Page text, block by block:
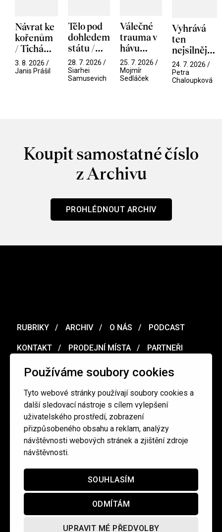
Používáme soubory cookies
Tyto webové stránky používají soubory cookies a
další sledovací nástroje s cílem vylepšení
uživatelského prostředí, zobrazení
přizpůsobeného obsahu a reklam, analýzy
návštěvnosti webových stránek a zjištění zdroje
návštěvnosti.
SOUHLASÍM
ODMÍTÁM
UPRAVIT MÉ PŘEDVOLBY
Návrat ke
kořenům
/ Tichá
přítelkyně
3. 8. 2026 /
Janis Prášil
Tělo pod
dohledem
státu /
Pramen
28. 7. 2026 /
Siarhei
Samusevich
Válečné
trauma v
hávu
spektáklu
/ Odyssea
25. 7. 2026 /
Mojmír
Sedláček
Vyhrává
ten
nejsilnější
/ V nitru
manosféry
24. 7. 2026 /
Petra
Chaloupková
Koupit samostatné číslo
z Archivu
PROHLÉDNOUT ARCHIV
RUBRIKY ARCHIV O NÁS PODCAST
KONTAKT PRODEJNÍ MÍSTA PARTNEŘI
MERCH VOUCHER
Ochrana osobních údajů / Obchodní podmínky
redakce@cinepur.cz